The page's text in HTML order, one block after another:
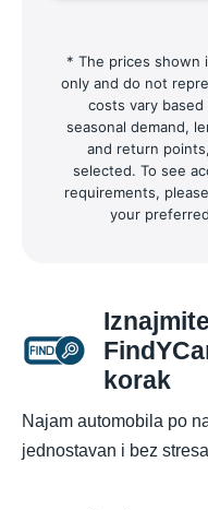
* The prices shown
only and do not
costs vary
seasonal demand,
and return
selected. To see
requirements,
your
korak
Najam automobila po
jednostavan i bez